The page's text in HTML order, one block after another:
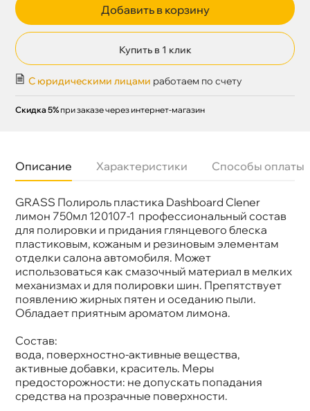
Добавить в корзину
Купить в 1 клик
С юридическими лицами работаем по счету
Скидка 5% при заказе через интернет-магазин
Описание Характеристики Способы оплаты
GRASS Полироль пластика Dashboard Clener
лимон 750мл 120107-1 профессиональный соста
для полировки и придания глянцевого блеска
пластиковым, кожаным и резиновым элементам
отделки салона автомобиля. Может
использоваться как смазочный материал в мелких
механизмах и для полировки шин. Препятствует
появлению жирных пятен и оседанию пыли.
Обладает приятным ароматом лимона.
Состав:
ода, поверхностно-активные вещества,
активные добавки, краситель. Меры
предосторожности: не допускать попадания
средства на прозрачные поверхности.
Бренд
GRASS
750мл
Артикул
120107-1